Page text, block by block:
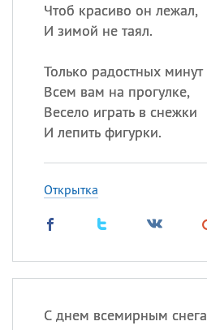
Чтоб красиво он лежал,
И зимой не таял.
Только радостных минут
Всем вам на прогулке,
Весело играть в снежки
И лепить фигурки.
Открытка
С днем всемирным снега